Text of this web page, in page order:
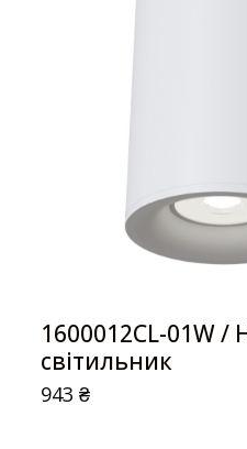
1600012CL-01W
світильник
943₴